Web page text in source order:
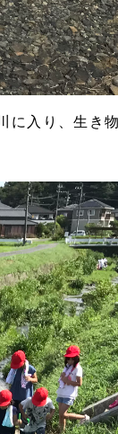
入り、生き